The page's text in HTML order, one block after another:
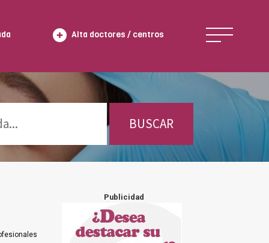
Alta doctores / centros
BUSCAR
Publicidad